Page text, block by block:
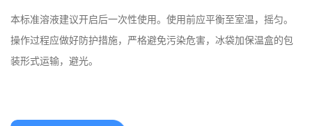
本标准溶液建议开启后一次性使用。使用前应平衡至室温，摇匀。
操作过程应做好防护措施，严格避免污染危害，冰​袋加保温盒的包